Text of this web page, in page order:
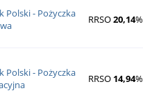
Polski - Pożyczka
RRSO20,14%
Polski - Pożyczka
RRSO 14,94%